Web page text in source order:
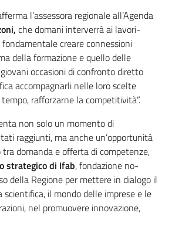
l’assessora regionale all’Agenda
che domani interverrà ai lavori-
creare connessioni
della formazione e quello delle
occasioni di confronto diretto
accompagnarli nelle loro scelte
rafforzarne la competitività”.
non solo un momento di
raggiunti, ma anche un’opportunità
domanda e offerta di competenze,
strategico di Ifab, fondazione no-
della Regione per mettere in dialogo il
scientifica, il mondo delle imprese e le
nel promuovere innovazione,